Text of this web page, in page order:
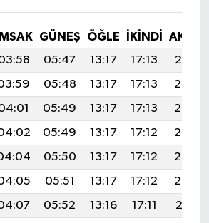
İMSAK GÜNEŞ ÖĞLE İKINDI
05:47 13:17 17:13
20:37
05:48 13:17 17:13
20:36
05:49 13:17 17:13
20:35
05:49 13:17 17:12
20:34
05:50 13:17 17:12
20:33
05:51 13:17 17:12
20:32
05:52 13:16 17:11
20:31